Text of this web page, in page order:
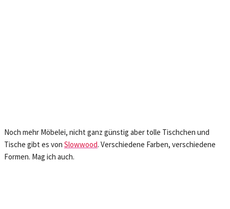
Noch mehr Möbelei, nicht ganz günstig aber tolle Tischchen und
Tische gibt es von Slowwood. Verschiedene Farben, verschiedene
Formen. Mag ich auch.